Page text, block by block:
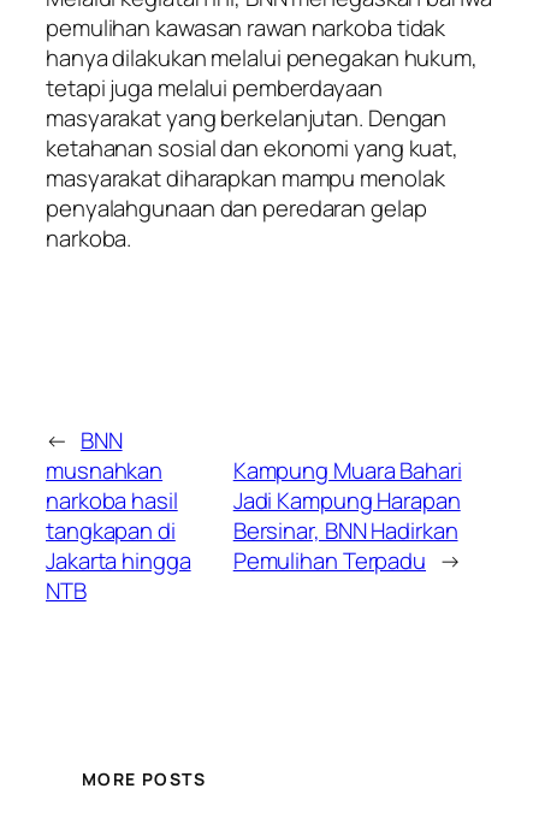
pemulihan kawasan rawan narkoba tidak
hanya dilakukan melalui penegakan hukum,
tetapi juga melalui pemberdayaan
masyarakat yang berkelanjutan. Dengan
ketahanan sosial dan ekonomi yang kuat,
masyarakat diharapkan mampu menolak
penyalahgunaan dan peredaran gelap
narkoba.
← BNN
musnahkan
narkoba hasil
tangkapan di
Jakarta hingga
NTB
Kampung Muara Bahari
Jadi Kampung Harapan
Bersinar, BNN Hadirkan
Pemulihan Terpadu →
MORE POSTS